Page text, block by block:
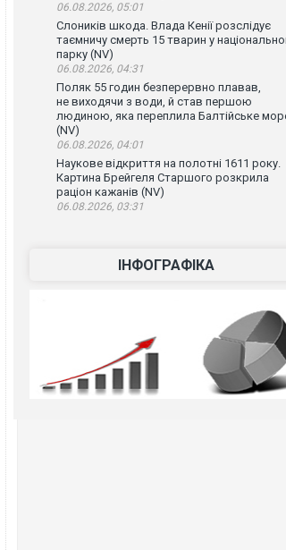
06.08.2026, 05:01
Слоників шкода. Влада Кенії розслідує
таємничу смерть 15 тварин у
парку (NV)
06.08.2026, 04:31
Поляк 55 годин безперервно плавав,
не виходячи з води, й став першою
людиною, яка переплила Балтійське
(NV)
06.08.2026, 04:01
Наукове відкриття на полотні 1611 року.
Картина Брейгеля Старшого розкрила
раціон кажанів (NV)
06.08.2026, 03:31
ІНФОГРАФІКА